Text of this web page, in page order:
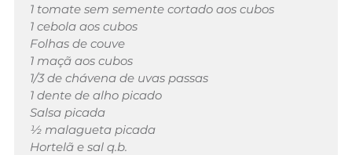
1 tomate sem semente cortado aos cubos
1 cebola aos cubos
Folhas de couve
1 maçã aos cubos
1/3 de chávena de uvas passas
1 dente de alho picado
Salsa picada
½ malagueta picada
Hortelã e sal q.b.